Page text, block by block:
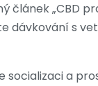
„CBD
dávkování s
socializaci a